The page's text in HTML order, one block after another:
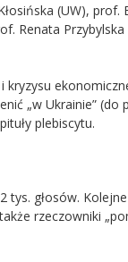
(UW), prof.
Renata Przybylska
kryzysu
„w Ukrainie” (do
plebiscytu.
tys. głosów.
rzeczowniki